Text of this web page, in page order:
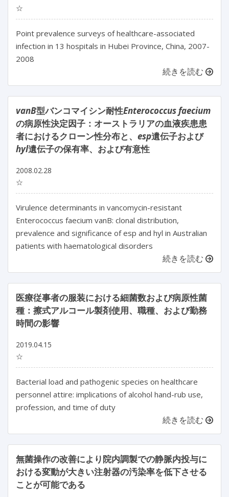
☆
Point prevalence surveys of healthcare-associated
infection in 13 hospitals in Hubei Province, China, 2007-
2008
続きを読む
vanB型バンコマイシン耐性Enterococcus faecium
の病原性決定因子：オーストラリアの血液疾患患
者におけるクローン性分布と、 esp遺伝子および
hyl遺伝子の保有率、および有意性
2008.02.28
☆
Virulence determinants in vancomycin-resistant
Enterococcus faecium vanB: clonal distribution,
prevalence and significance of esp and hyl in Australian
patients with haematological disorders
続きを読む
医療従事者の服装における細菌数および病原性菌
種：擦式アルコール製剤使用、職種、および勤務
時間の影響
2019.04.15
☆
Bacterial load and pathogenic species on healthcare
personnel attire: implications of alcohol hand-rub use,
profession, and time of duty
続きを読む
無菌操作の改善により院内調製での静脈内投与に
おける変動が大きい注射器の汚染率を低下させる
ことが可能である